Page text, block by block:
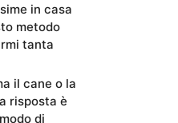
in casa
metodo
tanta
il cane o la
risposta è
di